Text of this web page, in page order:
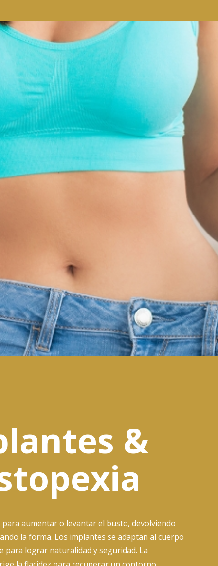
&
aumentar o levantar el busto, devolviendo
la forma. Los implantes se adaptan al cuerpo
para lograr naturalidad y seguridad. La